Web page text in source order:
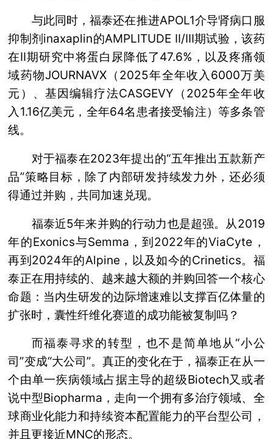
与此同时，福泰还在推进APOL1介导肾病口服
抑制剂inaxaplin的AMPLITUDE II/III期试验，该药
在II期研究中将蛋白尿降低了47.6%，以及疼痛领
域药物JOURNAVX（2025年全年收入6000万美
元）、基因编辑疗法CASGEVY（2025年全年收
入1.16亿美元，全年64名患者接受输注）等多条管
线。
对于福泰在2023年提出的“五年推出五款新产
品”策略目标，除了内部研发持续发力外，还必须
得通过并购，共同加速兑现。
福泰近5年来并购的行动力也是超强。从2019
年的Exonics与Semma，到2022年的ViaCyte，
再到2024年的Alpine，以及如今的Crinetics。福
泰正在用持续的、越来越大额的并购回答一个核心
命题：当内生研发的边际增速难以支撑百亿体量的
扩张时，囊性纤维化赛道的成功能被复制吗？
而福泰寻求的转型，也不是简单地从“小公
司”变成“大公司”。真正的变化在于，福泰正在从一
个由单一疾病领域占据主导的超级Biotech又或者
说中型Biopharma，走向一个拥有多治疗领域、全
球商业化能力和持续资本配置能力的平台型公司，
并且更接近MNC的形态。